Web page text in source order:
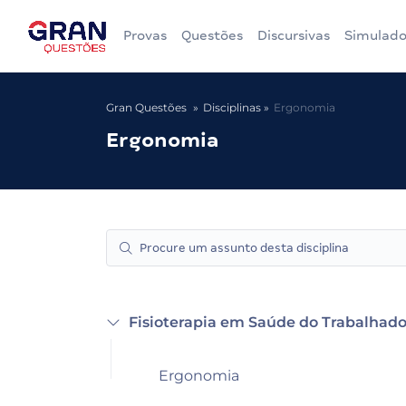
Provas Questões Discursivas
Gran Questões Disciplinas Ergonomia
Ergonomia
Fisioterapia em Saúde do
Ergonomia